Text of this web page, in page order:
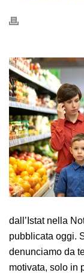
dall’Istat nella
pubblicata oggi.
denunciamo da
motivata, solo in